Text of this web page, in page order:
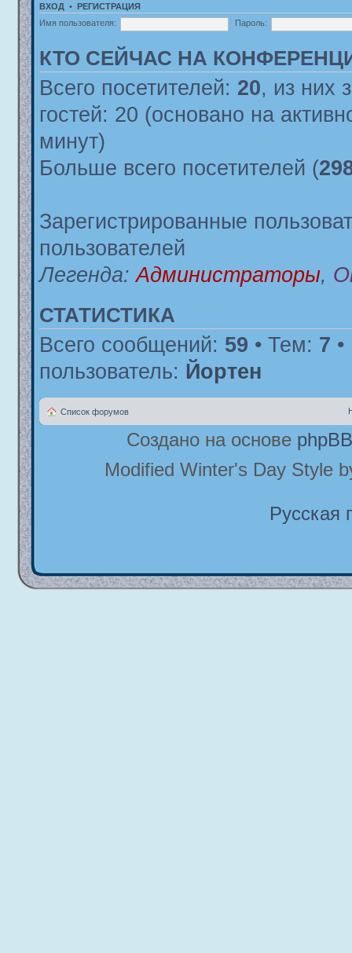
ВХОД• РЕГИСТРАЦИЯ
Имя пользователя:
Пароль:
КТО СЕЙЧАС НА
Всего посетителей: 20, из них
гостей: 20 (основано на
минут)
Больше всего посетителей (
Зарегистрированные
пользователей
Легенда:Администраторы,
СТАТИСТИКА
Всего сообщений: 59 • Тем: 7
пользователь: Йортен
Список форумов
Создано на основе phpBB
Modified Winter's Day Style
Русская